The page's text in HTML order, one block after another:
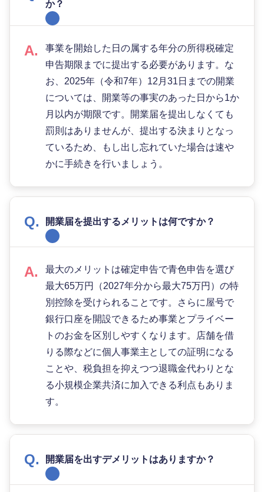
か？
事業を開始した日の属する年分の所得税確定
申告期限までに提出する必要があります。な
お、2025年（令和7年）12月31日までの開業
については、開業等の事実のあった日から1か
月以内が期限です。開業届を提出しなくても
罰則はありませんが、提出する決まりとなっ
ているため、もし出し忘れていた場合は速や
かに手続きを行いましょう。
開業届を提出するメリットは何ですか？
最大のメリットは確定申告で青色申告を選び
最大65万円（2027年分から最大75万円）の特
別控除を受けられることです。さらに屋号で
銀行口座を開設できるため事業とプライベー
トのお金を区別しやすくなります。店舗を借
りる際などに個人事業主としての証明になる
ことや、税負担を抑えつつ退職金代わりとな
る小規模企業共済に加入できる利点もありま
す。
開業届を出すデメリットはありますか？